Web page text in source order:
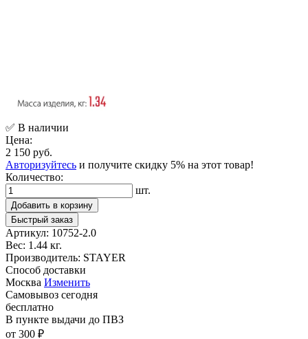
✅ В наличии
Цена:
2 150 руб.
Авторизуйтесь и получите скидку 5% на этот товар!
Количество:
шт.
Добавить в корзину
Быстрый заказ
Артикул: 10752-2.0
Вес: 1.44 кг.
Производитель: STAYER
Способ доставки
Москва Изменить
Самовывоз сегодня
бесплатно
В пункте выдачи до ПВЗ
от 300 ₽